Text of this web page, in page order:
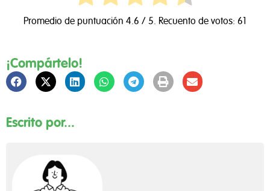
Promedio de puntuación 4.6 / 5. Recuento de votos: 61
¡Compártelo!
Escrito por...